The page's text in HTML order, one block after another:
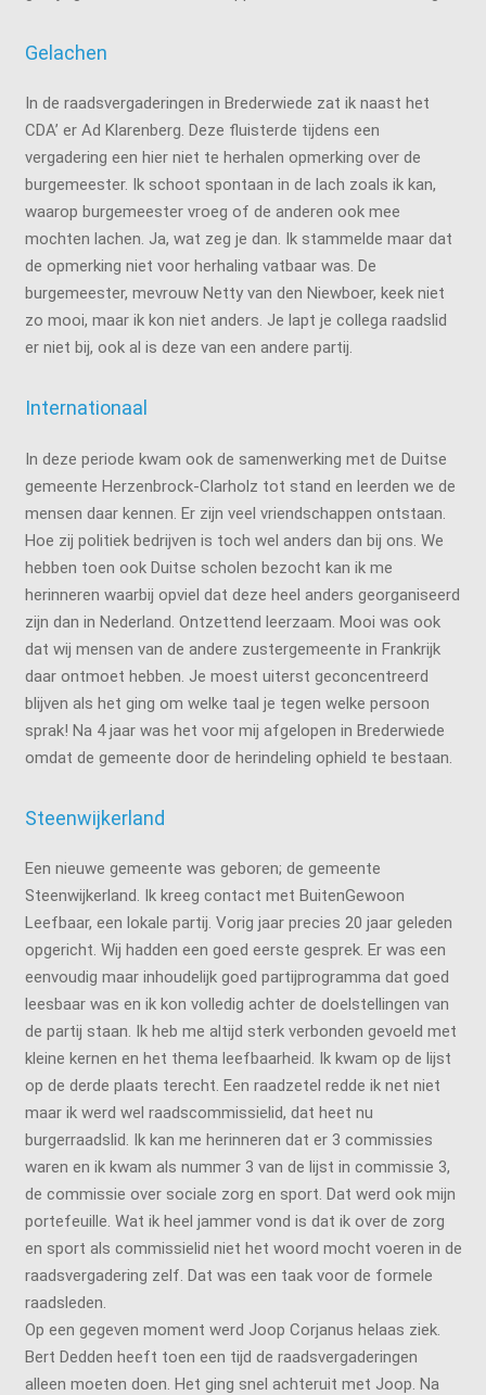
Gelachen
In de raadsvergaderingen in Brederwiede zat ik naast het
CDA’ er Ad Klarenberg. Deze fluisterde tijdens een
vergadering een hier niet te herhalen opmerking over de
burgemeester. Ik schoot spontaan in de lach zoals ik kan,
waarop burgemeester vroeg of de anderen ook mee
mochten lachen. Ja, wat zeg je dan. Ik stammelde maar dat
de opmerking niet voor herhaling vatbaar was. De
burgemeester, mevrouw Netty van den Niewboer, keek niet
zo mooi, maar ik kon niet anders. Je lapt je collega raadslid
er niet bij, ook al is deze van een andere partij.
Internationaal
In deze periode kwam ook de samenwerking met de Duitse
gemeente Herzenbrock-Clarholz tot stand en leerden we de
mensen daar kennen. Er zijn veel vriendschappen ontstaan.
Hoe zij politiek bedrijven is toch wel anders dan bij ons. We
hebben toen ook Duitse scholen bezocht kan ik me
herinneren waarbij opviel dat deze heel anders georganiseerd
zijn dan in Nederland. Ontzettend leerzaam. Mooi was ook
dat wij mensen van de andere zustergemeente in Frankrijk
daar ontmoet hebben. Je moest uiterst geconcentreerd
blijven als het ging om welke taal je tegen welke persoon
sprak! Na 4 jaar was het voor mij afgelopen in Brederwiede
omdat de gemeente door de herindeling ophield te bestaan.
Steenwijkerland
Een nieuwe gemeente was geboren; de gemeente
Steenwijkerland. Ik kreeg contact met BuitenGewoon
Leefbaar, een lokale partij. Vorig jaar precies 20 jaar geleden
opgericht. Wij hadden een goed eerste gesprek. Er was een
eenvoudig maar inhoudelijk goed partijprogramma dat goed
leesbaar was en ik kon volledig achter de doelstellingen van
de partij staan. Ik heb me altijd sterk verbonden gevoeld met
kleine kernen en het thema leefbaarheid. Ik kwam op de lijst
op de derde plaats terecht. Een raadzetel redde ik net niet
maar ik werd wel raadscommissielid, dat heet nu
burgerraadslid. Ik kan me herinneren dat er 3 commissies
waren en ik kwam als nummer 3 van de lijst in commissie 3,
de commissie over sociale zorg en sport. Dat werd ook mijn
portefeuille. Wat ik heel jammer vond is dat ik over de zorg
en sport als commissielid niet het woord mocht voeren in de
raadsvergadering zelf. Dat was een taak voor de formele
raadsleden.
Op een gegeven moment werd Joop Corjanus helaas ziek.
Bert Dedden heeft toen een tijd de raadsvergaderingen
alleen moeten doen. Het ging snel achteruit met Joop. Na